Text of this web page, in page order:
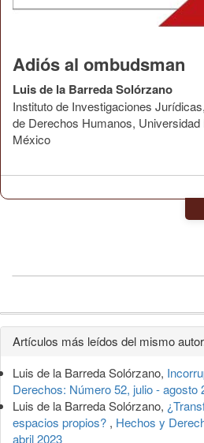
Adiós al ombudsman
Luis de la Barreda Solórzano
Instituto de Investigaciones
de Derechos Humanos,
México
Detalles
del
artículo
Artículos más leídos del mismo
Luis de la Barreda Solórzano,
Derechos: Número 52, julio - agosto
Luis de la Barreda Solórzano,
espacios propios? , Hechos y
abril 2023